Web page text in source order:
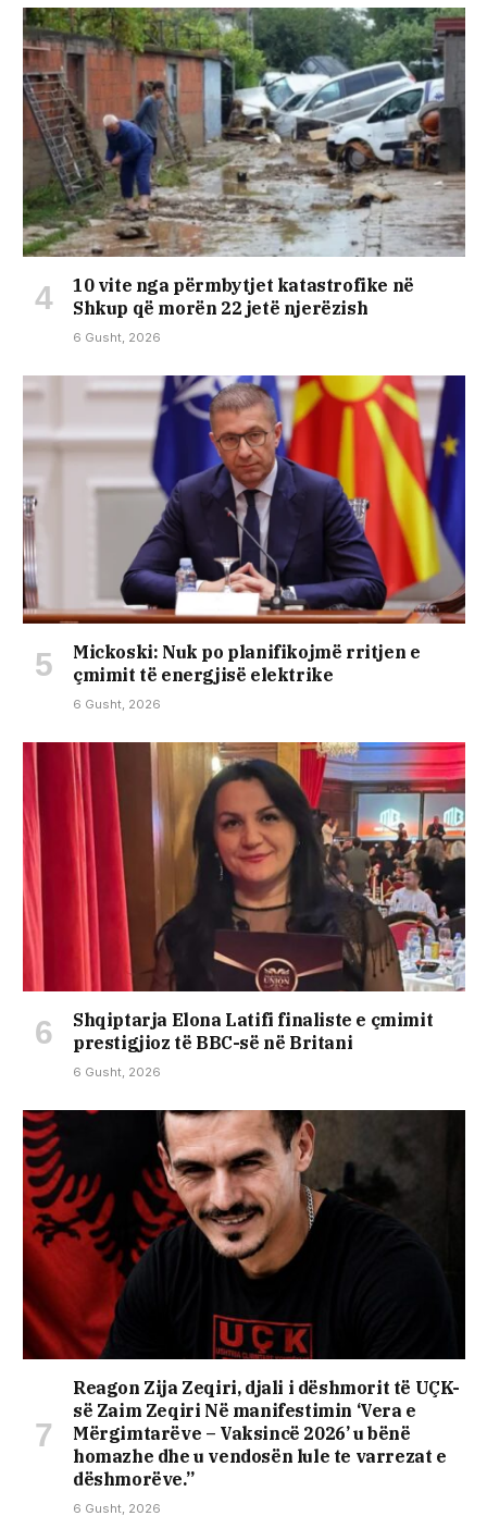
10 vite nga përmbytjet katastrofike në
Shkup që morën 22 jetë njerëzish
6 Gusht, 2026
Mickoski: Nuk po planifikojmë rritjen e
çmimit të energjisë elektrike
6 Gusht, 2026
Shqiptarja Elona Latifi finaliste e çmimit
prestigjioz të BBC-së në Britani
6 Gusht, 2026
Reagon Zija Zeqiri, djali i dëshmorit të UÇK-
së Zaim Zeqiri Në manifestimin ‘Vera e
Mërgimtarëve – Vaksincë 2026’ u bënë
homazhe dhe u vendosën lule te varrezat e
dëshmorëve.”
6 Gusht, 2026